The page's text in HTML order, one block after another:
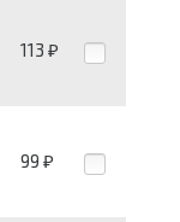
113 ₽
99 ₽